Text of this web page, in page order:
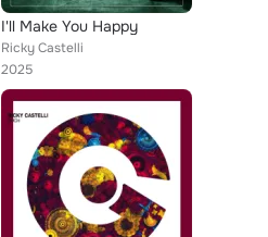
I'll Make You Happy
Ricky Castelli
2025